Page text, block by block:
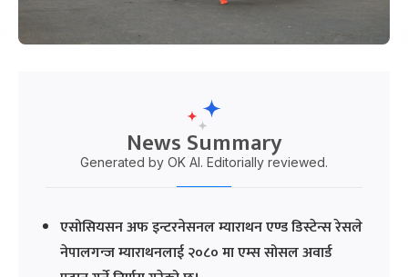
News Summary
Generated by OK AI. Editorially reviewed.
एसोसियसन अफ इन्टरनेसनल म्याराथन एण्ड डिस्टेन्स रेसले
नेपालगन्ज म्याराथनलाई २०८० मा एम्स सोसल अवार्ड